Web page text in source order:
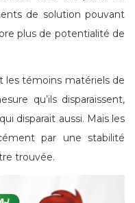
de solution pouvant
plus de potentialité de
les témoins matériels de
qu’ils disparaissent,
disparait aussi. Mais les
par une stabilité
trouvée.